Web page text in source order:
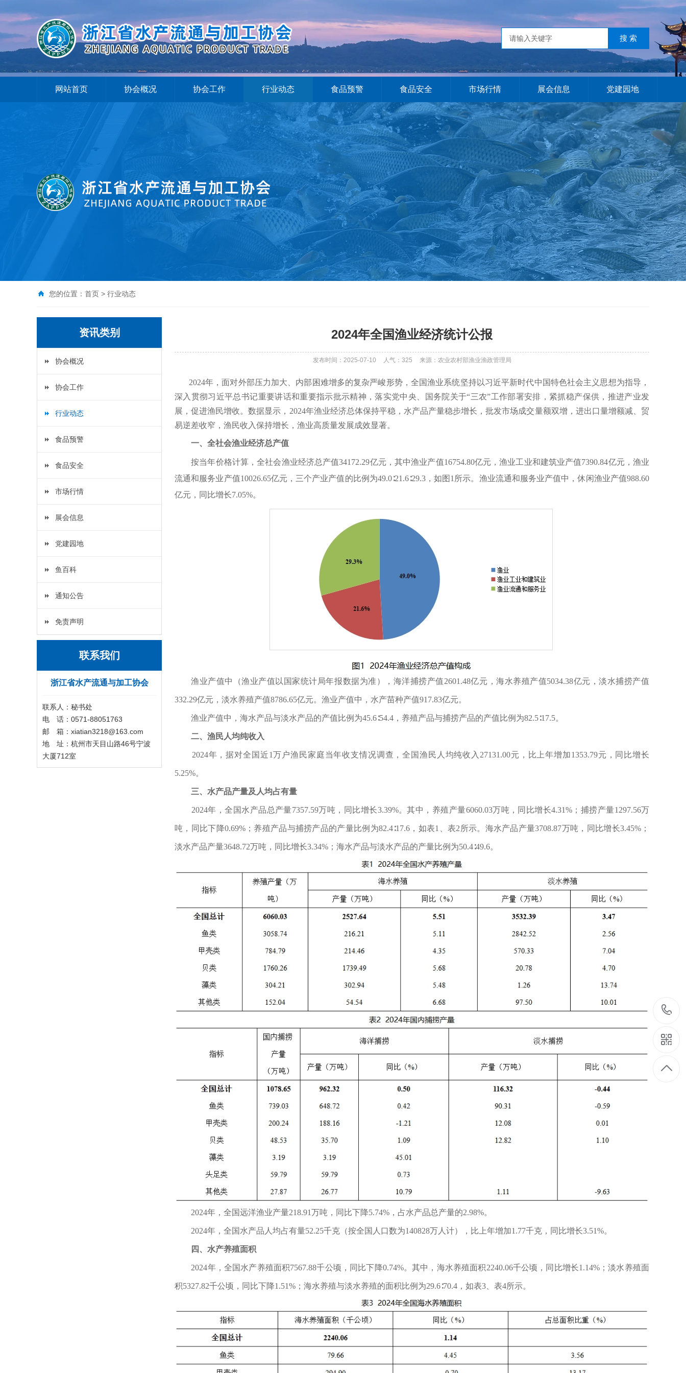
网站首页 协会概况 协会工作 行业动态 食品预警 食品安全 市场行情 展会信息 党建园地
您的位置： 首页 > 行业动态
资讯类别
协会概况
协会工作
行业动态
食品预警
食品安全
市场行情
展会信息
党建园地
鱼百科
通知公告
免责声明
联系我们
浙江省水产流通与加工协会
联系人：秘书处
电 话：0571-88051763
邮 箱：xiatian3218@163.com
地 址：杭州市天目山路46号宁波
大厦712室
2024年全国渔业经济统计公报
发布时间：2025-07-10 人气： 325 来源：农业农村部渔业渔政管理局
2024年，面对外部压力加大、内部困难增多的复杂严峻形势，全国渔业系统坚持以习近平新时代中国特色社会主义思想为指导，
深入贯彻习近平总书记重要讲话和重要指示批示精神，落实党中央、国务院关于“三农”工作部署安排，紧抓稳产保供，推进产业发
展，促进渔民增收。数据显示，2024年渔业经济总体保持平稳，水产品产量稳步增长，批发市场成交量额双增，进出口量增额减、贸
易逆差收窄，渔民收入保持增长，渔业高质量发展成效显著。
一、全社会渔业经济总产值
按当年价格计算，全社会渔业经济总产值34172.29亿元，其中渔业产值16754.80亿元，渔业工业和建筑业产值7390.84亿元，渔业
流通和服务业产值10026.65亿元，三个产业产值的比例为49.0∶21.6∶29.3，如图1所示。渔业流通和服务业产值中，休闲渔业产值988.60
亿元，同比增长7.05%。
渔业产值中（渔业产值以国家统计局年报数据为准），海洋捕捞产值2601.48亿元，海水养殖产值5034.38亿元，淡水捕捞产值
332.29亿元，淡水养殖产值8786.65亿元。渔业产值中，水产苗种产值917.83亿元。
渔业产值中，海水产品与淡水产品的产值比例为45.6∶54.4，养殖产品与捕捞产品的产值比例为82.5∶17.5。
二、渔民人均纯收入
2024年，据对全国近1万户渔民家庭当年收支情况调查，全国渔民人均纯收入27131.00元，比上年增加1353.79元，同比增长
5.25%。
三、水产品产量及人均占有量
2024年，全国水产品总产量7357.59万吨，同比增长3.39%。其中，养殖产量6060.03万吨，同比增长4.31%；捕捞产量1297.56万
吨，同比下降0.69%；养殖产品与捕捞产品的产量比例为82.4∶17.6，如表1、表2所示。海水产品产量3708.87万吨，同比增长3.45%；
淡水产品产量3648.72万吨，同比增长3.34%；海水产品与淡水产品的产量比例为50.4∶49.6。
2024年，全国远洋渔业产量218.91万吨，同比下降5.74%，占水产品总产量的2.98%。
2024年，全国水产品人均占有量52.25千克（按全国人口数为140828万人计），比上年增加1.77千克，同比增长3.51%。
四、水产养殖面积
2024年，全国水产养殖面积7567.88千公顷，同比下降0.74%。其中，海水养殖面积2240.06千公顷，同比增长1.14%；淡水养殖面
积5327.82千公顷，同比下降1.51%；海水养殖与淡水养殖的面积比例为29.6∶70.4，如表3、表4所示。